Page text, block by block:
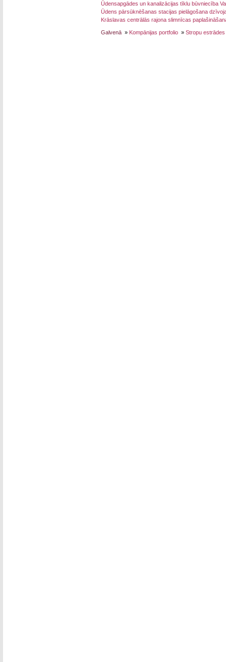
Ūdensapgādes un kanalizācijas tīklu būvniecība
Ūdens pārsūknēšanas stacijas pielāgošana
Krāslavas centrālās rajona slimnīcas
Galvenā » Kompānijas portfolio » Stropu